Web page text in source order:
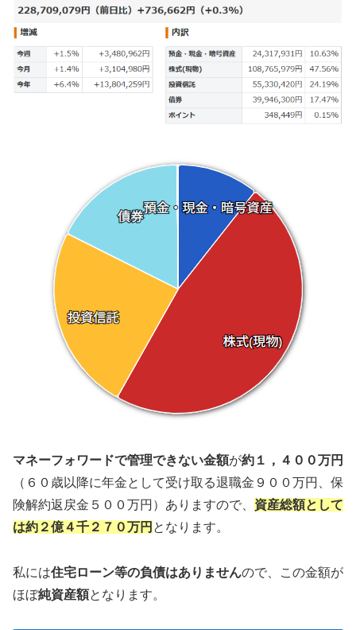
マネーフォワードで管理できない金額が約１，４００万円
（６０歳以降に年金として受け取る退職金９００万円、保
険解約返戻金５００万円）ありますので、 資産総額として
は約２億４千２７０万円 となります。
私には住宅ローン等の負債はありませんので、この金額が
ほぼ純資産額となります。